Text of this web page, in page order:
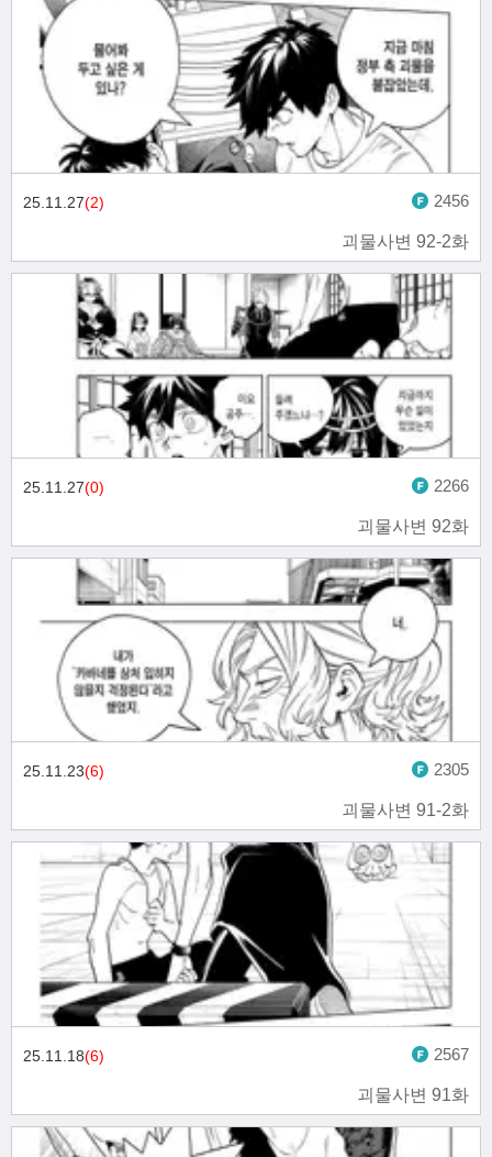
괴물사변 92-2화
25.11.27(2) 2456
괴물사변 92화
25.11.27(0) 2266
괴물사변 91-2화
25.11.23(6) 2305
괴물사변 91화
25.11.18(6) 2567